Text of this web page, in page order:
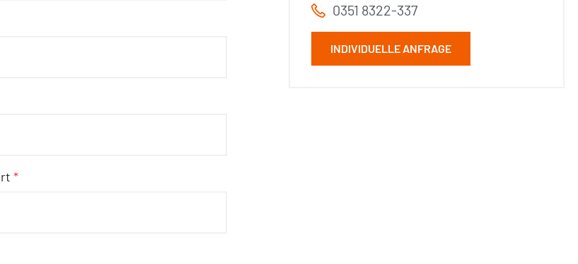
*
0351 8322-337
INDIVIDUELLE ANFRAGE